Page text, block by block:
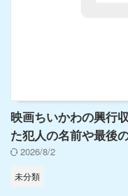
映画ちいかわの興行
た犯人の名前や最後
2026/8/2
未分類